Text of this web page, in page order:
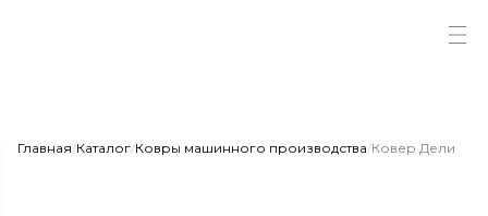
Главная/Каталог/Ковры машинного производства/Ковер Дели